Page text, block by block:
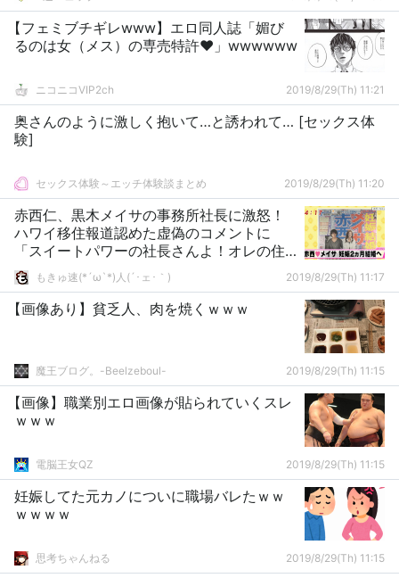
【フェミブチギレwww】エロ同人誌「媚び
るのは女（メス）の専売特許❤」wwwwww
ニコニコVIP2ch 2019/8/29(Th) 11:21
奥さんのように激しく抱いて…と誘われて… [セックス体
験]
セックス体験～エッチ体験談まとめ 2019/8/29(Th) 11:20
赤西仁、黒木メイサの事務所社長に激怒！
ハワイ移住報道認めた虚偽のコメントに
「スイートパワーの社長さんよ！オレの住
処勝手に決めつけないでよ！」
もきゅ速(*´ω`*)人(´･ェ･｀) 2019/8/29(Th) 11:17
【画像あり】貧乏人、肉を焼くｗｗｗ
魔王ブログ。-Beelzeboul- 2019/8/29(Th) 11:15
【画像】職業別エロ画像が貼られていくスレ
ｗｗｗ
電脳王女QZ 2019/8/29(Th) 11:15
妊娠してた元カノについに職場バレたｗｗ
ｗｗｗｗ
思考ちゃんねる 2019/8/29(Th) 11:15